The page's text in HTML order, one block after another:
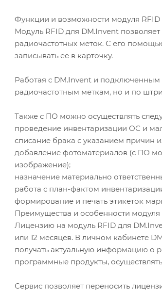
Функции и возможности модуля RFID
Модуль RFID для DM.Invent
радиочастотных меток. С его
записывать ее в карточку.
Работая с DM.Invent и
радиочастотным меткам, но и по
Также с ПО можно осуществлять
проведение инвентаризации ОС и
списание брака с указанием причин
добавление фотоматериалов (с ПО
изображение);
назначение материально
работа с план-фактом
формирование и печать этикеток
Преимущества и особенности модуля
Лицензию на модуль RFID для
или 12 месяцев. В личном кабинете
получать актуальную информацию о
программные продукты,
Сервис позволяет переносить